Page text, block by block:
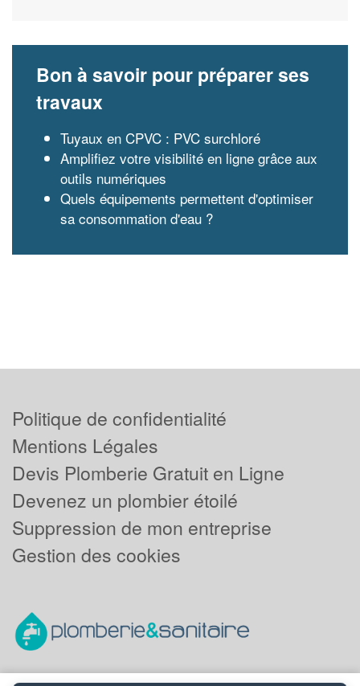
Bon à savoir pour préparer ses
travaux
Tuyaux en CPVC : PVC surchloré
Amplifiez votre visibilité en ligne grâce aux
outils numériques
Quels équipements permettent d'optimiser
sa consommation d'eau ?
Politique de confidentialité
Mentions Légales
Devis Plomberie Gratuit en Ligne
Devenez un plombier étoilé
Suppression de mon entreprise
Gestion des cookies